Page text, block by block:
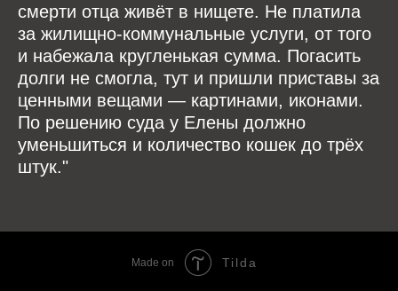
смерти отца живёт в нищете. Не платила
за жилищно-коммунальные услуги, от того
и набежала кругленькая сумма. Погасить
долги не смогла, тут и пришли приставы за
ценными вещами — картинами, иконами.
По решению суда у Елены должно
уменьшиться и количество кошек до трёх
штук."
Made on Tilda